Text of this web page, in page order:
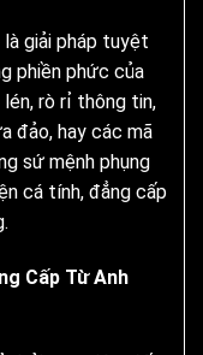
giải pháp tuyệt
phiền phức của
rò rỉ thông tin,
đảo, hay các mã
sứ mệnh phụng
cá tính, đẳng cấp
Cấp Từ Anh